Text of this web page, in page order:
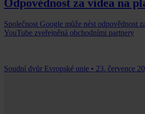
Odpovědnost za videa na
Společnost Google může nést odpovědnost
YouTube zveřejněná obchodními partnery
Soudní dvůr Evropské unie • 23. července